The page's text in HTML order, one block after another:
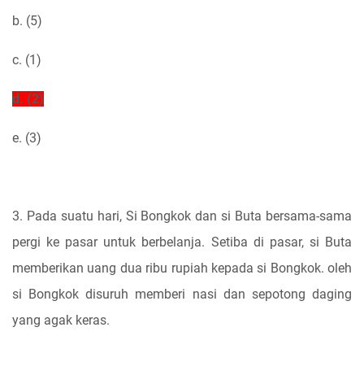
b. (5)
c. (1)
d. (2)
e. (3)
3. Pada suatu hari, Si Bongkok dan si Buta bersama-sama
pergi ke pasar untuk berbelanja. Setiba di pasar, si Buta
memberikan uang dua ribu rupiah kepada si Bongkok. oleh
si Bongkok disuruh memberi nasi dan sepotong daging
yang agak keras.